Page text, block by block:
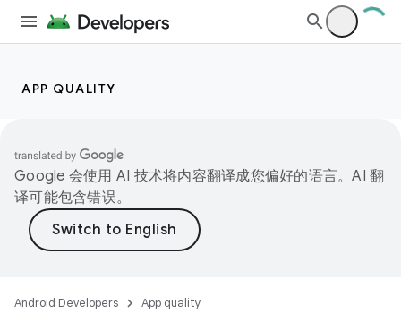
APP QUALITY
Google 会使用 AI 技术将内容翻译成您偏好的语言。AI 翻
译可能包含错误。
Android Developers App quality